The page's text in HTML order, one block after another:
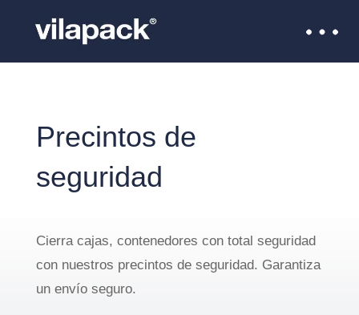
Empresa de embalaje
Material de relleno y protección
Precintos de
seguridad
Cierra cajas, contenedores con total seguridad
con nuestros precintos de seguridad. Garantiza
un envío seguro.